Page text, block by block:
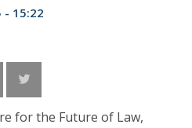
- 15:22
for the Future of Law,